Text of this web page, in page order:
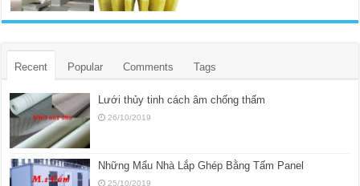
Recent Popular Comments Tags
Lưới thủy tinh cách âm chống thấm
26/10/2019
Những Mẩu Nhà Lắp Ghép Bằng Tấm Panel
25/10/2019